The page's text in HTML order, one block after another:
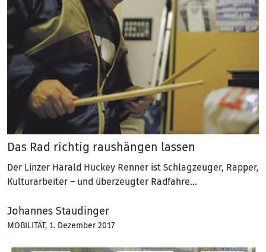
Das Rad richtig raushängen lassen
Der Linzer Harald Huckey Renner ist Schlagzeuger, Rapper,
Kulturarbeiter – und überzeugter Radfahre…
Johannes Staudinger
MOBILITÄT, 1. Dezember 2017